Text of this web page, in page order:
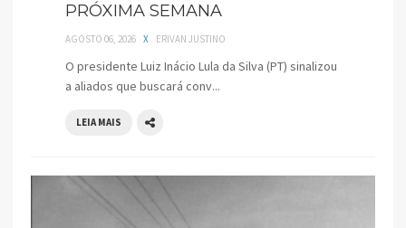
PRÓXIMA SEMANA
AGOSTO 06, 2026 X ERIVAN JUSTINO
O presidente Luiz Inácio Lula da Silva (PT) sinalizou
a aliados que buscará conv...
LEIA MAIS